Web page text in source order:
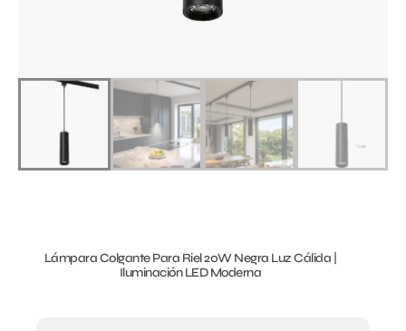
Lámpara Colgante Para Riel 20W Negra Luz Cálida |
Iluminación LED Moderna